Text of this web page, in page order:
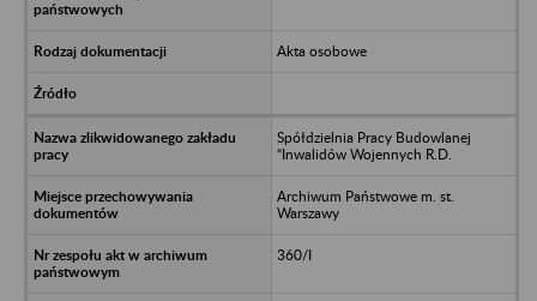
Akta osobowe
Spółdzielnia Pracy Budowlanej
“Inwalidów Wojennych R.D.
Archiwum Państwowe m. st.
Warszawy
360/I